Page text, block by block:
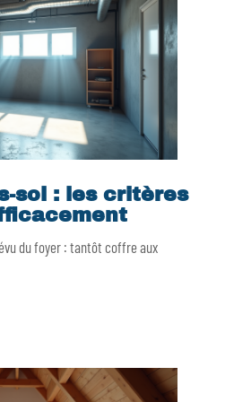
sol : les critères
du foyer : tantôt coffre aux